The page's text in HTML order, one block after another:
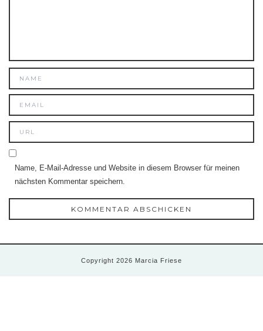
Name, E-Mail-Adresse und Website in diesem Browser für meinen
nächsten Kommentar speichern.
Copyright 2026 Marcia Friese